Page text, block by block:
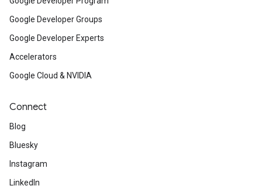
Google Developer Groups
Google Developer Experts
Accelerators
Google Cloud & NVIDIA
Connect
Blog
Bluesky
Instagram
LinkedIn